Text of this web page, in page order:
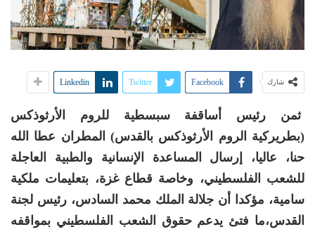
شارك Facebook
Twitter
Linkedin
ثمن رئيس أساقفة سبسطية للروم الأرثوذكس
(بطريركية الروم الأرثوذكس بالقدس) المطران عطا الله
حنا، عاليا، إرسال المساعدة الإنسانية والطبية العاجلة
للشعب الفلسطيني، وخاصة قطاع غزة، بتعليمات ملكية
سامية، مؤكدا أن جلالة الملك محمد السادس، رئيس لجنة
القدس،ما فتئ يدعم حقوق الشعب الفلسطيني بمواقفه